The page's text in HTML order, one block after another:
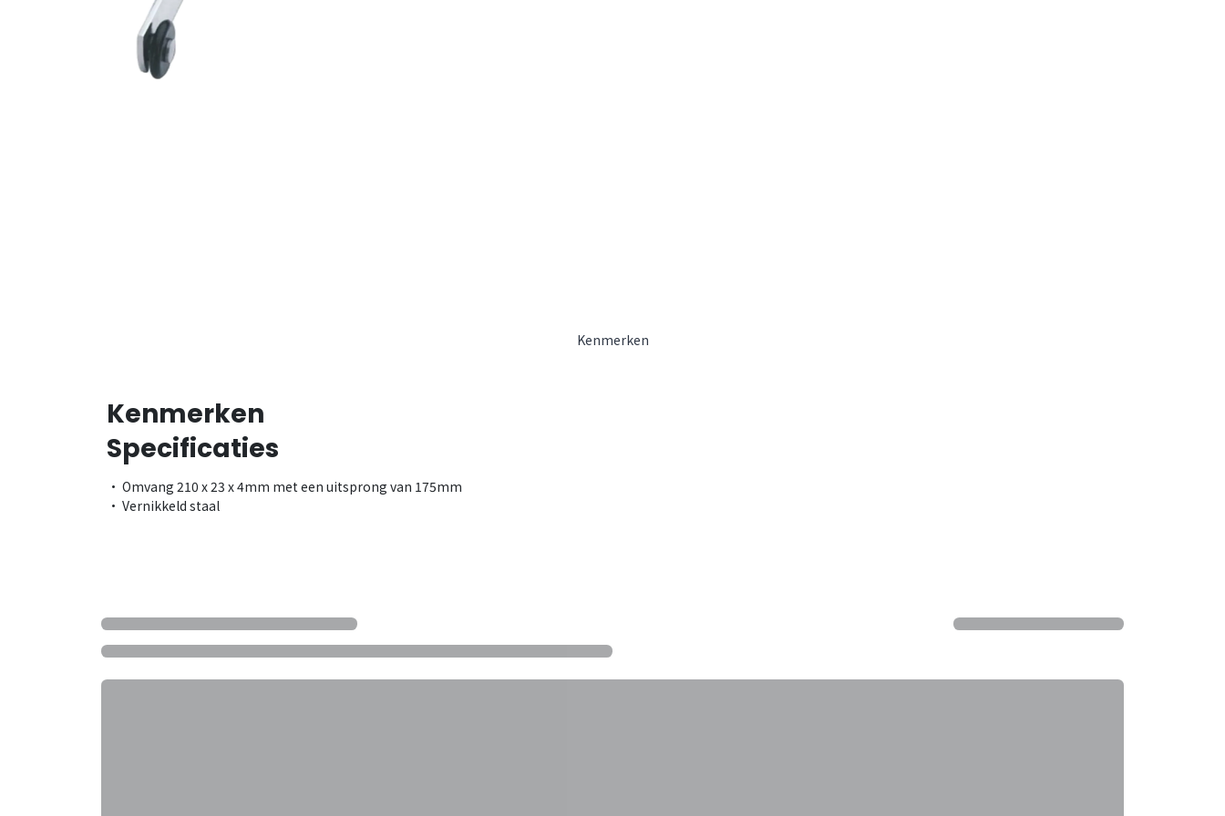
Kenmerken
Kenmerken
Specificaties
• Omvang 210 x 23 x 4mm met een uitsprong van 175mm
• Vernikkeld staal